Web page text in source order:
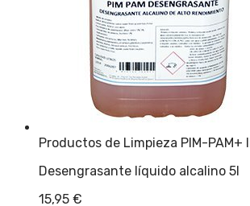
Productos de Limpieza PIM-PAM+
Desengrasante líquido alcalino 5l
15,95 €